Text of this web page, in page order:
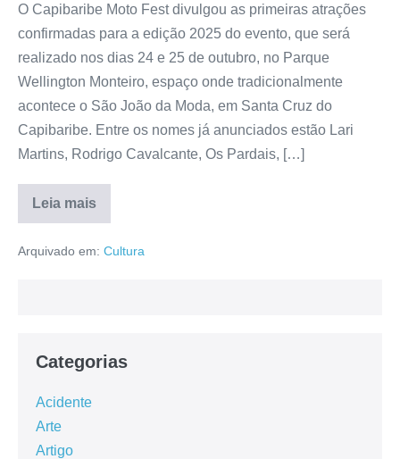
O Capibaribe Moto Fest divulgou as primeiras atrações
confirmadas para a edição 2025 do evento, que será
realizado nos dias 24 e 25 de outubro, no Parque
Wellington Monteiro, espaço onde tradicionalmente
acontece o São João da Moda, em Santa Cruz do
Capibaribe. Entre os nomes já anunciados estão Lari
Martins, Rodrigo Cavalcante, Os Pardais, […]
Leia mais
Arquivado em: Cultura
Categorias
Acidente
Arte
Artigo